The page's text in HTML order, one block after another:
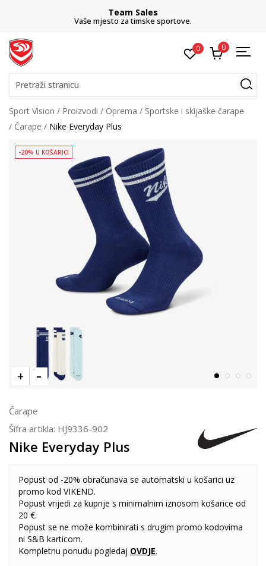
Team Sales
Vaše mjesto za timske sportove.
0 0
Pretraži stranicu
Sport Vision Proizvodi Oprema
Sportske i skijaške čarape
Čarape
Nike Everyday Plus
-20% U KOŠARICI
Čarape
Šifra artikla: HJ9336-902
Nike Everyday Plus
Popust od -20% obračunava se automatski u košarici uz
promo kod VIKEND.
Popust vrijedi za kupnje s minimalnim iznosom košarice od
20 €.
Popust se ne može kombinirati s drugim promo kodovima
ni S&B karticom.
Kompletnu ponudu pogledaj OVDJE.